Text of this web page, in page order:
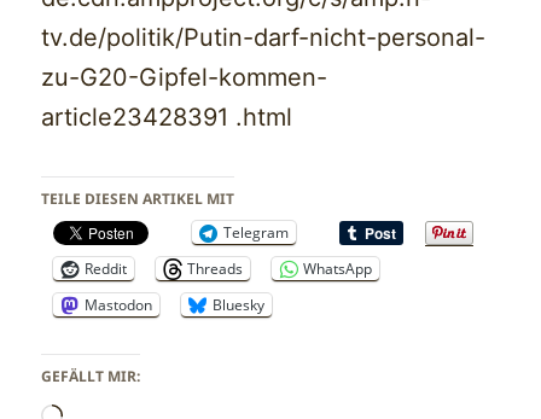
tv.de/politik/Putin-darf-nicht-personal-
zu-G20-Gipfel-kommen-
article23428391 .html
TEILE DIESEN ARTIKEL MIT
Telegram
Reddit
Threads
WhatsApp
Mastodon
Bluesky
GEFÄLLT MIR: